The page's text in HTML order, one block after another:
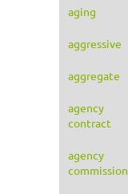
aging
aggressive
aggregate
agency
contract
agency
commission